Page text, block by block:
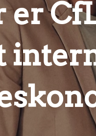
er